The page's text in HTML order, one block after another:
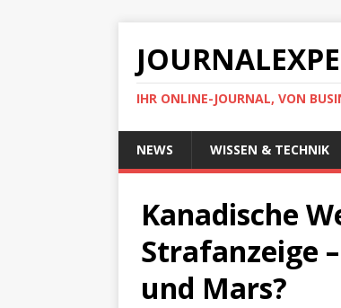
IHR ONLINE-JOURNAL, VON
NEWS WISSEN & TECHNIK
Kanadische
Strafanzeige
und Mars?